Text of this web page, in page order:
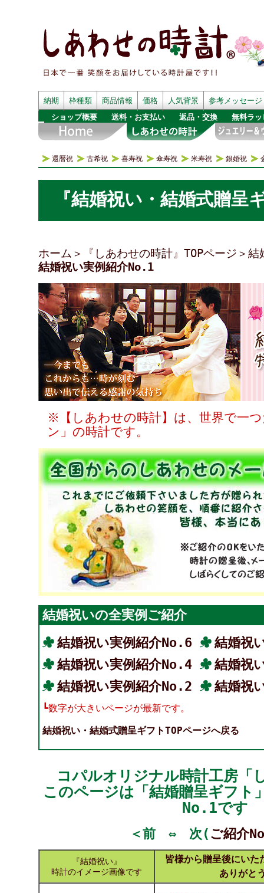
納期 枠種類 商品情報 価格 人気背景
参考メッセージ
ショップ概要
送料・お支払い 返品・交換 無料ラッ
還暦祝 古希祝 喜寿祝 傘寿祝 米寿祝 銀婚祝
『結婚祝い・結婚式贈
ホーム ＞ 『しあわせの時計』TOPページ ＞結
結婚祝い実例紹介No.1
※【しあわせの時計】は、世界で一
ン」の時計です。
結婚祝いの全実例ご紹介
結婚祝い実例紹介No.6
結婚祝
結婚祝い実例紹介No.4
結婚祝
結婚祝い実例紹介No.2
結婚祝
┗数字が大きいページが最新です。
結婚祝い・結婚式贈呈ギフトTOPページへ戻る
コパルオリジナル時計工房「
このページは「結婚贈呈ギフト
No.1です
＜前 ⇔ 次(ご紹介
『結婚祝い』
時計のイメージ画像です
皆様から贈呈後にい
ありがと